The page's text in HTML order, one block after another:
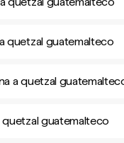
quetzal guatemalteco
a quetzal
quetzal guatemalteco